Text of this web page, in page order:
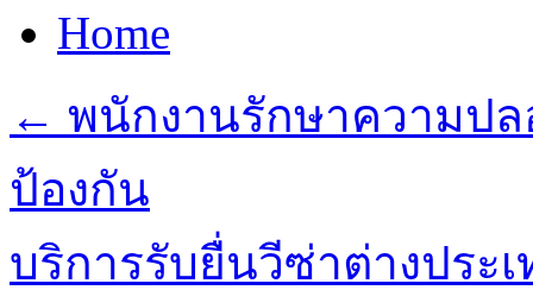
Home
← พนักงานรักษาความป
ป้องกัน
บริการรับยื่นวีซ่าต่างประ